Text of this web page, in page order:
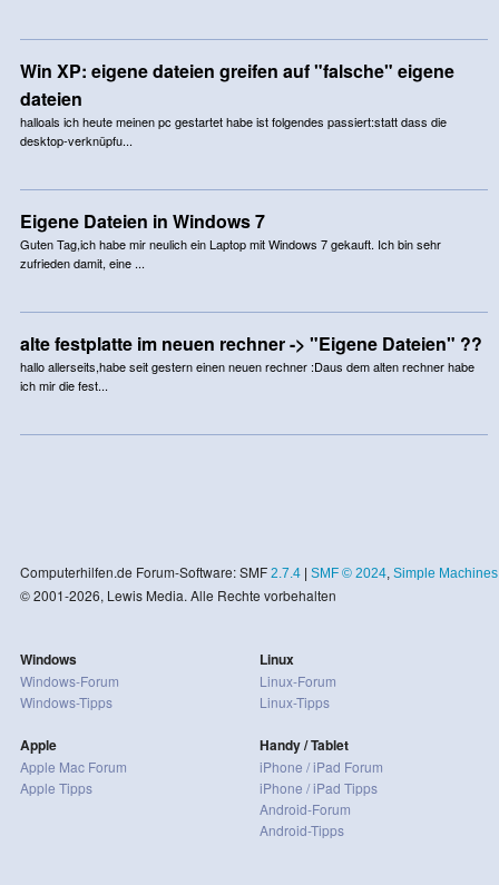
Win XP: eigene dateien greifen auf "falsche" eigene
dateien
halloals ich heute meinen pc gestartet habe ist folgendes passiert:statt dass die
desktop-verknüpfu...
Eigene Dateien in Windows 7
Guten Tag,ich habe mir neulich ein Laptop mit Windows 7 gekauft. Ich bin sehr
zufrieden damit, eine ...
alte festplatte im neuen rechner -> "Eigene Dateien" ??
hallo allerseits,habe seit gestern einen neuen rechner :Daus dem alten rechner habe
ich mir die fest...
Computerhilfen.de Forum-Software: SMF 2.7.4| SMF © 2024, Simple Machines
© 2001-2026, Lewis Media. Alle Rechte vorbehalten
Windows
Windows-Forum
Windows-Tipps
Apple
Apple Mac Forum
Apple Tipps
Linux
Linux-Forum
Linux-Tipps
Handy / Tablet
iPhone / iPad Forum
iPhone / iPad Tipps
Android-Forum
Android-Tipps